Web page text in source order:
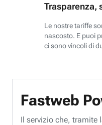
Trasparenza,
Le nostre tariffe
nascosto. E puoi
ci sono vincoli di
Fastweb
Il servizio che, tramite